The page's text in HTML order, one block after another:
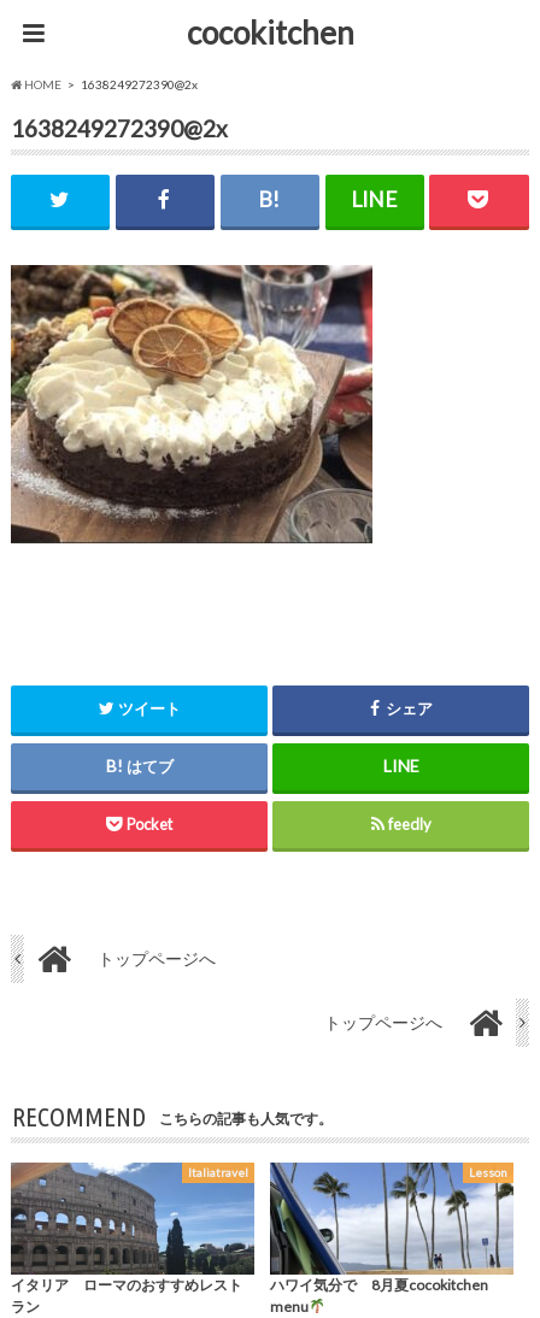
cocokitchen
HOME 1638249272390@2x
1638249272390@2x
ツイート シェア
はてブ
Pocket feedly
トップページへ
トップページへ
RECOMMEND こちらの記事も人気です。
Italiatravel
イタリア ローマのおすすめレスト
ラン
Lesson
ハワイ気分で 8月夏cocokitchen
menu